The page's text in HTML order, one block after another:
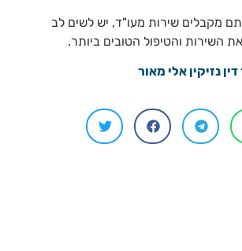
מקבלים שירות מעו"ד, יש לשים לב
השירות והטיפול הטובים ביותר.
נזיקין אלי מאור